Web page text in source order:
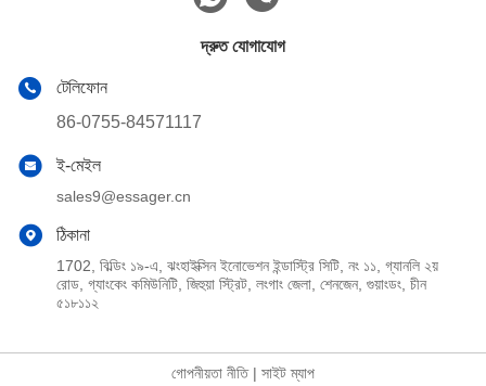
দ্রুত যোগাযোগ
টেলিফোন
86-0755-84571117
ই-মেইল
sales9@essager.cn
ঠিকানা
1702, বিল্ডিং ১৯-এ, ঝংহাইক্সিন ইনোভেশন ইন্ডাস্ট্রি সিটি, নং ১১, গ্যানলি ২য়
রোড, গ্যাংকেং কমিউনিটি, জিহুয়া স্ট্রিট, লংগাং জেলা, শেনজেন, গুয়াংডং, চীন
৫১৮১১২
গোপনীয়তা নীতি| সাইট ম্যাপ